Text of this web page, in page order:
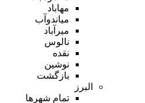
مهاباد
میاندوآب
میرآباد
نالوس
نقده
نوشین
بازگشت
البرز
تمام شهر‌ها